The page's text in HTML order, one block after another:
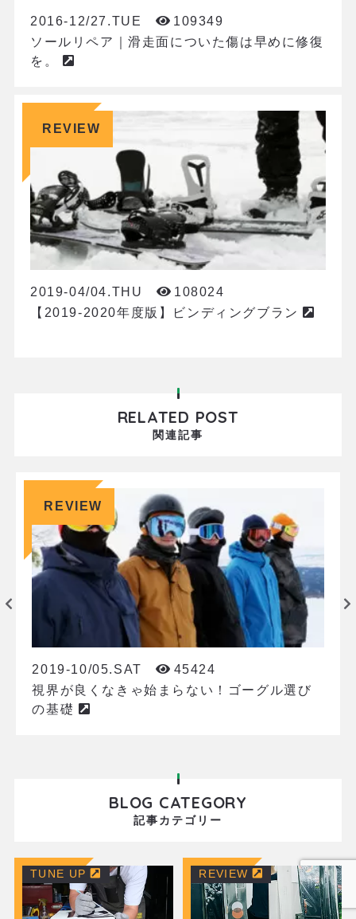
2016-12/27.TUE
109349
ソールリペア｜滑走面についた傷は早めに修復
を。
REVIEW
2019-04/04.THU
108024
【2019-2020年度版】ビンディングブラン
RELATED POST
関連記事
REVIEW
2019-10/05.SAT
45424
視界が良くなきゃ始まらない！ゴーグル選び
の基礎
BLOG CATEGORY
記事カテゴリー
TUNE UP REVIEW